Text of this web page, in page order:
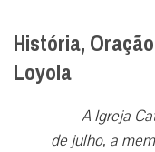
História,
Loyola
A Igreja
de julho, a